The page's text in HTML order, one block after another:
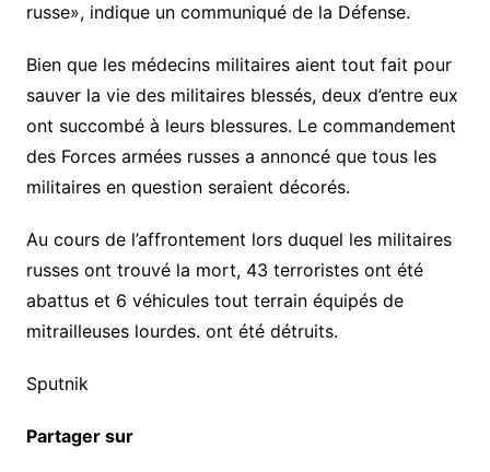
russe», indique un communiqué de la Défense.
Bien que les médecins militaires aient tout fait pour
sauver la vie des militaires blessés, deux d’entre eux
ont succombé à leurs blessures. Le commandement
des Forces armées russes a annoncé que tous les
militaires en question seraient décorés.
Au cours de l’affrontement lors duquel les militaires
russes ont trouvé la mort, 43 terroristes ont été
abattus et 6 véhicules tout terrain équipés de
mitrailleuses lourdes. ont été détruits.
Sputnik
Partager sur